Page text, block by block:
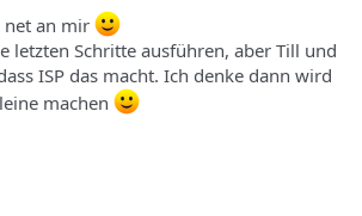
net an mir
letzten Schritte ausführen, aber Till und
ISP das macht. Ich denke dann wird
machen